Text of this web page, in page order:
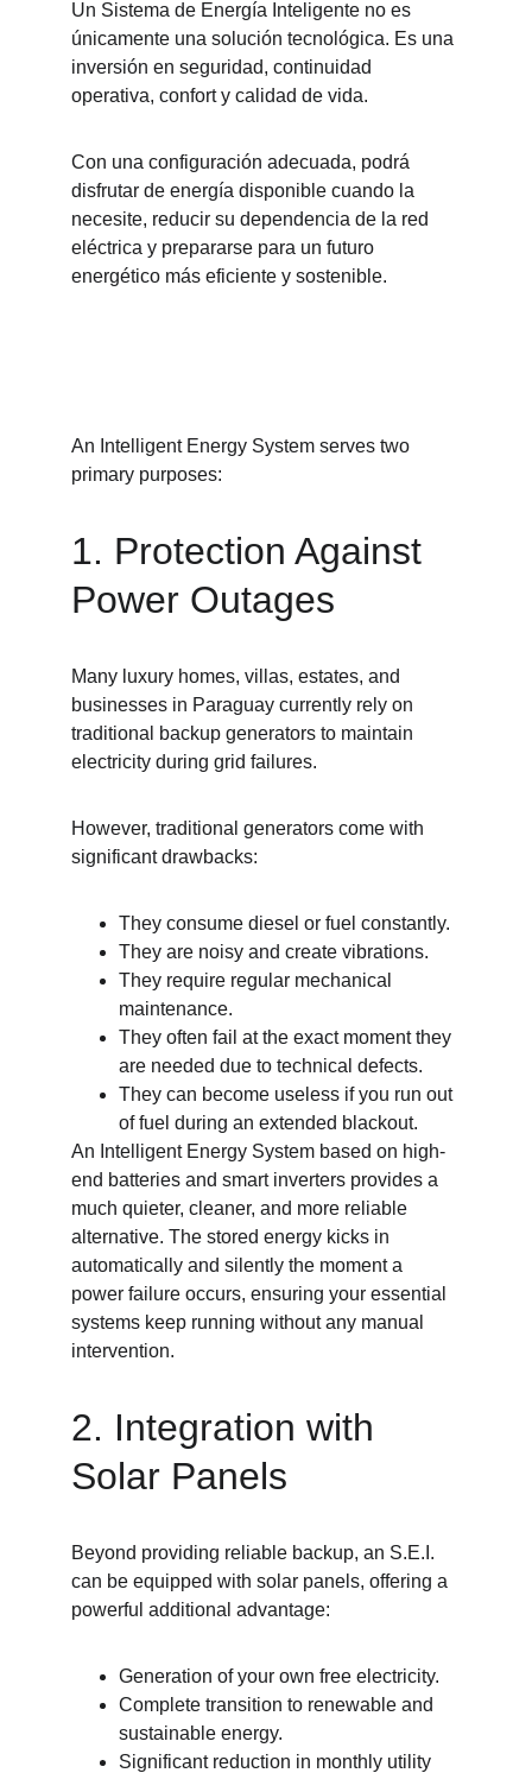
Un Sistema de Energía Inteligente no es
únicamente una solución tecnológica. Es una
inversión en seguridad, continuidad
operativa, confort y calidad de vida.
Con una configuración adecuada, podrá
disfrutar de energía disponible cuando la
necesite, reducir su dependencia de la red
eléctrica y prepararse para un futuro
energético más eficiente y sostenible.
An Intelligent Energy System serves two
primary purposes:
1. Protection Against
Power Outages
Many luxury homes, villas, estates, and
businesses in Paraguay currently rely on
traditional backup generators to maintain
electricity during grid failures.
However, traditional generators come with
significant drawbacks:
They consume diesel or fuel constantly.
They are noisy and create vibrations.
They require regular mechanical
maintenance.
They often fail at the exact moment they
are needed due to technical defects.
They can become useless if you run out
of fuel during an extended blackout.
An Intelligent Energy System based on high-
end batteries and smart inverters provides a
much quieter, cleaner, and more reliable
alternative. The stored energy kicks in
automatically and silently the moment a
power failure occurs, ensuring your essential
systems keep running without any manual
intervention.
2. Integration with
Solar Panels
Beyond providing reliable backup, an S.E.I.
can be equipped with solar panels, offering a
powerful additional advantage:
Generation of your own free electricity.
Complete transition to renewable and
sustainable energy.
Significant reduction in monthly utility